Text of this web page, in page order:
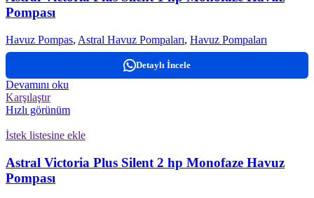
Pompası
Havuz Pompas, Astral Havuz Pompaları, Havuz Pompaları
Detaylı İncele
Devamını oku
Karşılaştır
Hızlı görünüm
İstek listesine ekle
Astral Victoria Plus Silent 2 hp Monofaze Havuz
Pompası